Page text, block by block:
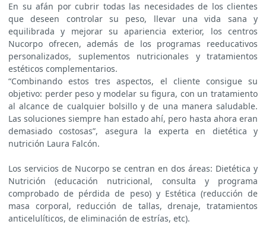
En su afán por cubrir todas las necesidades de los clientes
que deseen controlar su peso, llevar una vida sana y
equilibrada y mejorar su apariencia exterior, los centros
Nucorpo ofrecen, además de los programas reeducativos
personalizados, suplementos nutricionales y tratamientos
estéticos complementarios.
“Combinando estos tres aspectos, el cliente consigue su
objetivo: perder peso y modelar su figura, con un tratamiento
al alcance de cualquier bolsillo y de una manera saludable.
Las soluciones siempre han estado ahí, pero hasta ahora eran
demasiado costosas”, asegura la experta en dietética y
nutrición Laura Falcón.
Los servicios de Nucorpo se centran en dos áreas: Dietética y
Nutrición (educación nutricional, consulta y programa
comprobado de pérdida de peso) y Estética (reducción de
masa corporal, reducción de tallas, drenaje, tratamientos
anticelulíticos, de eliminación de estrías, etc).